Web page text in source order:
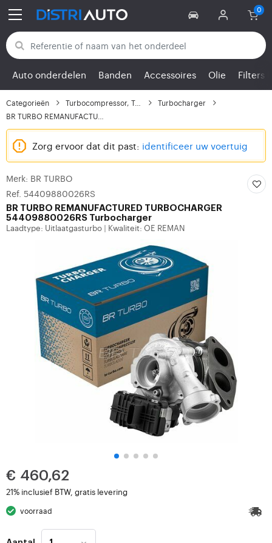
Terug naar categorieën
Auto onderdelen Banden Accessoires Olie Filters
Categorieën Turbocompressor, Turbo
Turbocharger
Zorg ervoor dat dit past: identificeer uw voertuig
Merk: BR TURBO
Ref. 54409880026RS
BR TURBO REMANUFACTURED TURBOCHARGER
54409880026RS Turbocharger
Laadtype: Uitlaatgasturbo Kwaliteit: OE REMAN
€ 460,62
21% inclusief BTW, gratis levering
voorraad